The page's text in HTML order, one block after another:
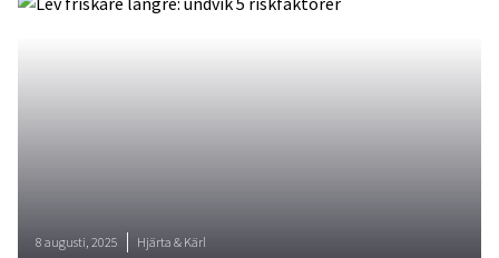
8 augusti, 2025 Hjärta & Kärl